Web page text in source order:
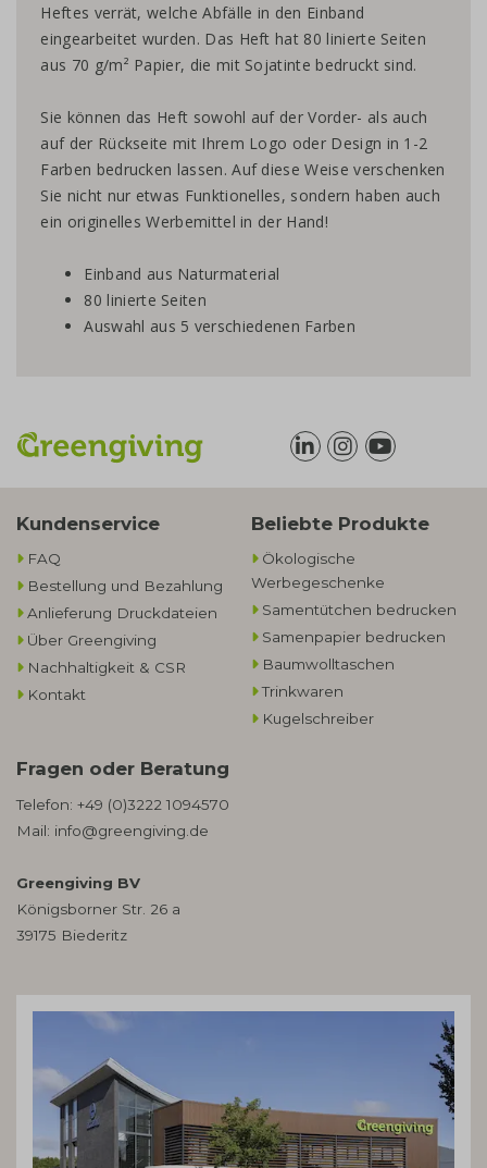
Heftes verrät, welche Abfälle in den Einband
eingearbeitet wurden. Das Heft hat 80 linierte Seiten
aus 70 g/m² Papier, die mit Sojatinte bedruckt sind.
Sie können das Heft sowohl auf der Vorder- als auch
auf der Rückseite mit Ihrem Logo oder Design in 1-2
Farben bedrucken lassen. Auf diese Weise verschenken
Sie nicht nur etwas Funktionelles, sondern haben auch
ein originelles Werbemittel in der Hand!
Einband aus Naturmaterial
80 linierte Seiten
Auswahl aus 5 verschiedenen Farben
Kundenservice
FAQ
Bestellung und Bezahlung
Anlieferung Druckdateien
Über Greengiving
Nachhaltigkeit & CSR
Kontakt
Beliebte Produkte
Ökologische
Werbegeschenke​
Samentütchen bedrucken
Samenpapier bedrucken
Baumwolltaschen​
Trinkwaren
Kugelschreiber
Fragen oder Beratung
Telefon: +49 (0)3222 1094570
Mail: info@greengiving.de
Greengiving BV
Königsborner Str. 26 a
39175 Biederitz